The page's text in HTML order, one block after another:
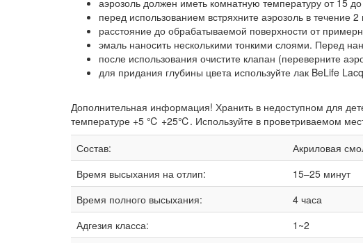
аэрозоль должен иметь комнатную температуру от 15
перед использованием встряхните аэрозоль в течение 2
расстояние до обрабатываемой поверхности от
эмаль наносить несколькими тонкими слоями. Перед
после использования очистите клапан (переверните
для придания глубины цвета используйте лак BeLife
Дополнительная информация! Хранить в недоступном для
температуре +5 ℃ +25℃. Используйте в проветриваемом
Состав:
Акриловая
Время высыхания на отлип:
15–25 минут
Время полного высыхания:
4 часа
Адгезия класса:
1~2